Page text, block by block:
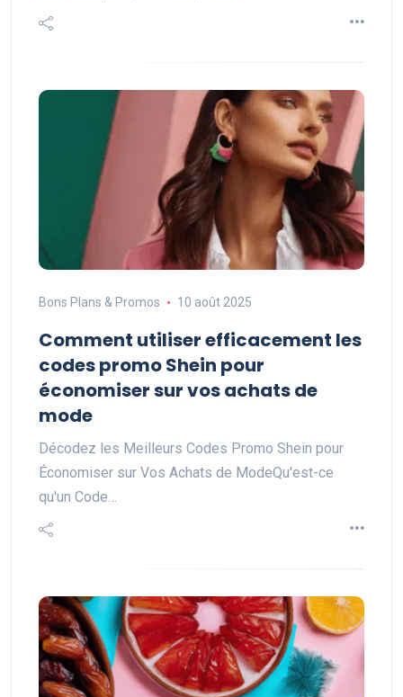
Bons Plans & Promos 10 août 2025
Comment utiliser efficacement les
codes promo Shein pour
économiser sur vos achats de
mode
Décodez les Meilleurs Codes Promo Shein pour
Économiser sur Vos Achats de ModeQu'est-ce
qu'un Code…